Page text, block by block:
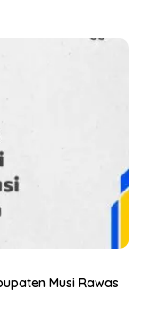
Musi Rawas